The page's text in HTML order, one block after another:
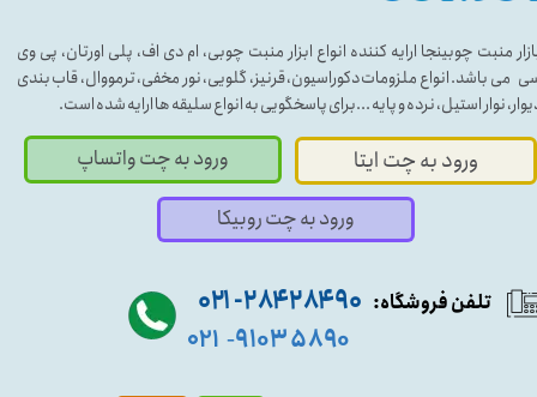
منبت چوبینجا ارایه کننده انواع ابزار منبت چوبی، ام دی اف، پلی اورتان، پی وی
می باشد. انواع ملزومات دکوراسیون، قرنیز، گلویی، نور مخفی، ترمووال، قاب بندی
نوار استیل، نرده و پایه ...برای پاسخگویی به انواع سلیقه ها ارایه شده است.
ورود به چت ایتا ورود به چت واتساپ
تلفن فروشگاه: ۹۰ ۲۸۴ ۲۸۴- ۰۲۱
۵۸۹۰ ۹۱۰۳ -۰۲۱
ورود به چت روبیکا